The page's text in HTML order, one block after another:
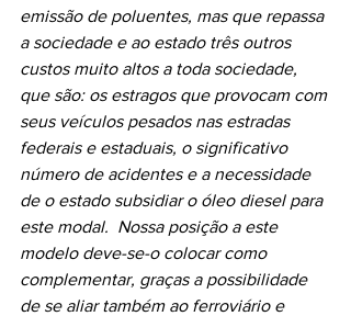
emissão de poluentes, mas que repassa
a sociedade e ao estado três outros
custos muito altos a toda sociedade,
que são: os estragos que provocam com
seus veículos pesados nas estradas
federais e estaduais, o significativo
número de acidentes e a necessidade
de o estado subsidiar o óleo diesel para
este modal.  Nossa posição a este
modelo deve-se-o colocar como
complementar, graças a possibilidade
de se aliar também ao ferroviário e